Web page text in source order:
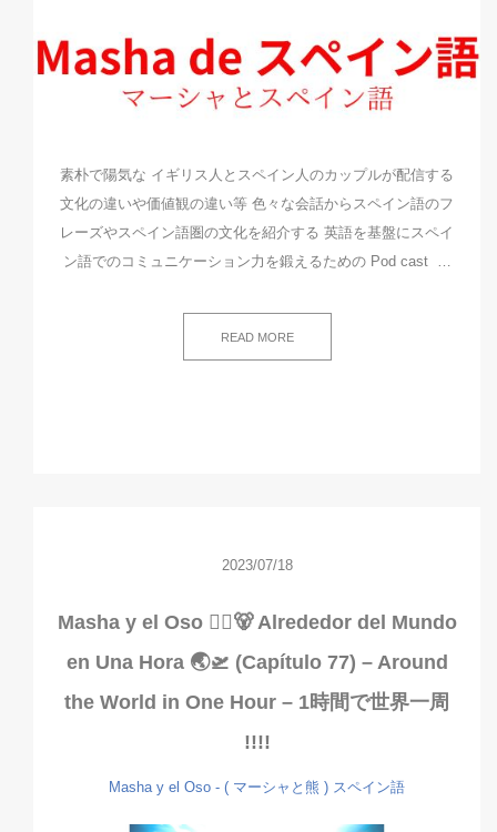
素朴で陽気な イギリス人とスペイン人のカップルが配信する
文化の違いや価値観の違い等 色々な会話からスペイン語のフ
レーズやスペイン語圏の文化を紹介する 英語を基盤にスペイ
ン語でのコミュニケーション力を鍛えるための Pod cast …
READ MORE
2023/07/18
Masha y el Oso 👱‍♀️🐻 Alrededor del Mundo
en Una Hora 🌏🛫 (Capítulo 77) – Around
the World in One Hour – 1時間で世界一周
!!!!
Masha y el Oso - ( マーシャと熊 ) スペイン語